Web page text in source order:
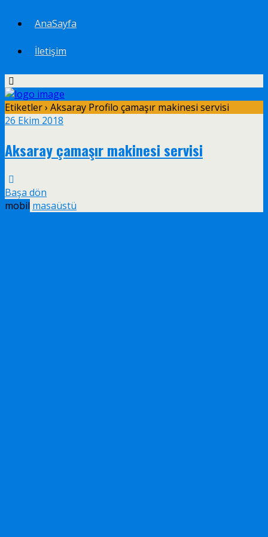
AnaSayfa
İletişim
Etiketler › Aksaray Profilo çamaşır makinesi servisi
26 Ekim 2018
Aksaray çamaşır makinesi servisi
Başa dön
mobil masaüstü